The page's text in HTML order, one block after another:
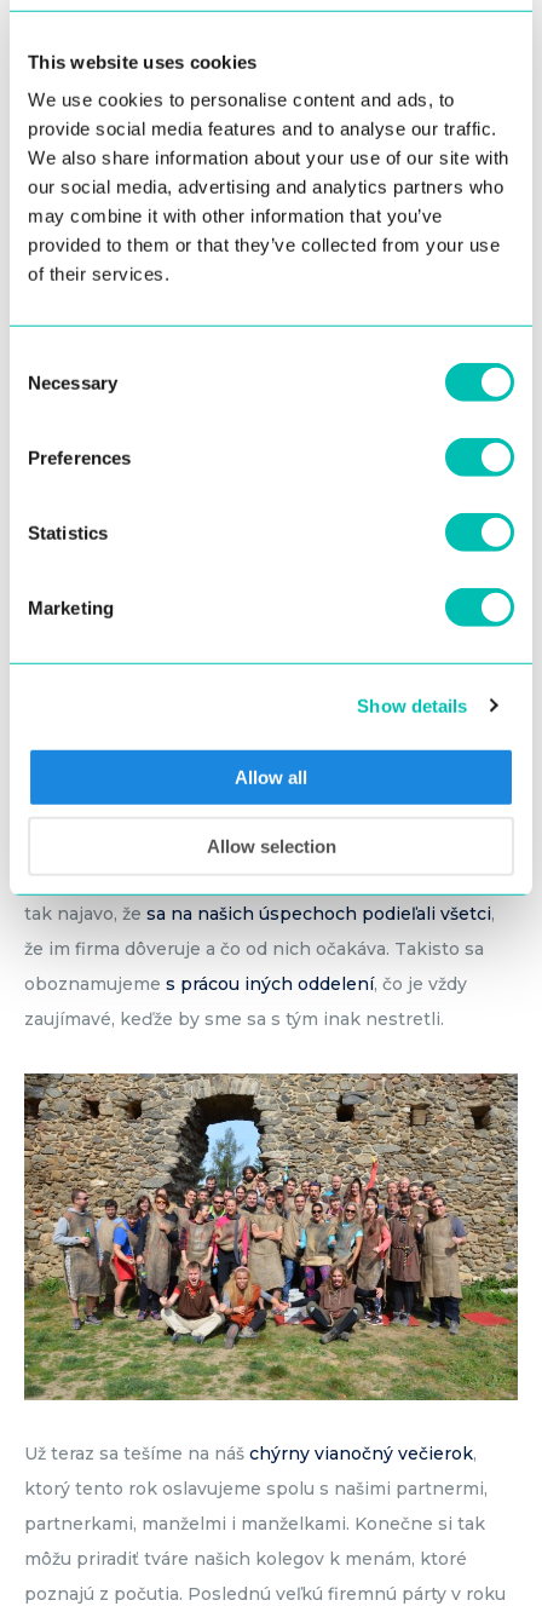
This website uses cookies
We use cookies to personalise content and ads, to
provide social media features and to analyse our traffic.
We also share information about your use of our site with
our social media, advertising and analytics partners who
may combine it with other information that you’ve
provided to them or that they’ve collected from your use
of their services.
Selection
Necessary
Preferences
Statistics
Marketing
Show details
Allow all
Allow selection
Práca v kancelárii sa časom stane monotónnou a
nudnou. A to bez ohľadu na to, ako veľmi človeka baví.
Snažíme sa preto spestriť aj život v nej. Prvá streda v
mesiaci preto patrífiremným raňajkám. Nečakajte ale
nudné cereálie s mliekom. Je to pravá oslava jedla so
všetkým, čo k tomu patrí. Navyše vždy iná,
svetovou kuchyňou
5. Všetci sa cítime byť súčasťou firmy
Každý teambuilding začína prezentáciou.
dosiahnuté výsledky, splnené plány a tiežvízie do
– všetky veci, ktoré sú síce dôležité, ale počas
bežných pracovných dní na ne nezostáva čas. Dávame
tak najavo, že sa na našich úspechoch podieľali všetci,
že im firma dôveruje a čo od nich očakáva. Takisto sa
oboznamujeme s prácou iných oddelení, čo je vždy
zaujímavé, keďže by sme sa s tým inak nestretli.
Už teraz sa tešíme na náš chýrny vianočný večierok,
ktorý tento rok oslavujeme spolu s našimi partnermi,
partnerkami, manželmi i manželkami. Konečne si tak
môžu priradiť tváre našich kolegov k menám, ktoré
poznajú z počutia. Poslednú veľkú firemnú párty v roku